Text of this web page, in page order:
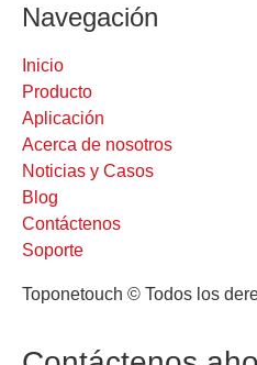
Navegación
Inicio
Producto
Aplicación
Acerca de nosotros
Noticias y Casos
Blog
Contáctenos
Soporte
Toponetouch © Todos los